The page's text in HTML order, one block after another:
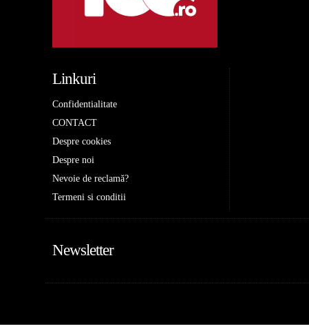
Linkuri
Confidentialitate
CONTACT
Despre cookies
Despre noi
Nevoie de reclamă?
Termeni si conditii
Newsletter